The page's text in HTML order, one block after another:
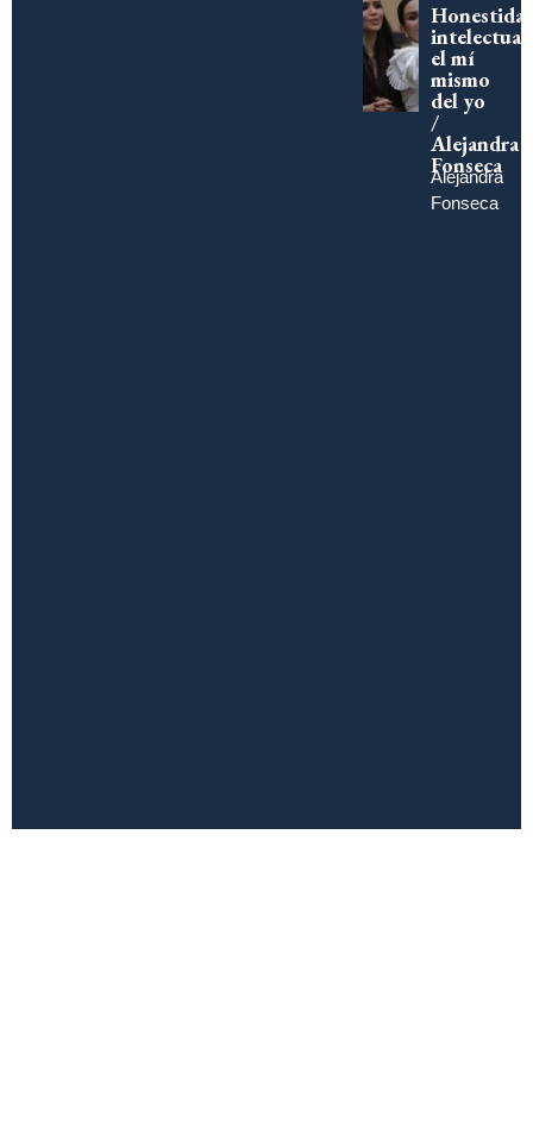
intelectual:
el mí
mismo
del yo
/
Alejandra
Fonseca
Alejandra
Fonseca